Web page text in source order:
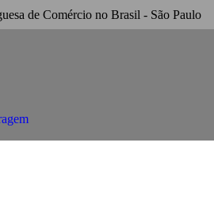
de Comércio no Brasil - São Paulo